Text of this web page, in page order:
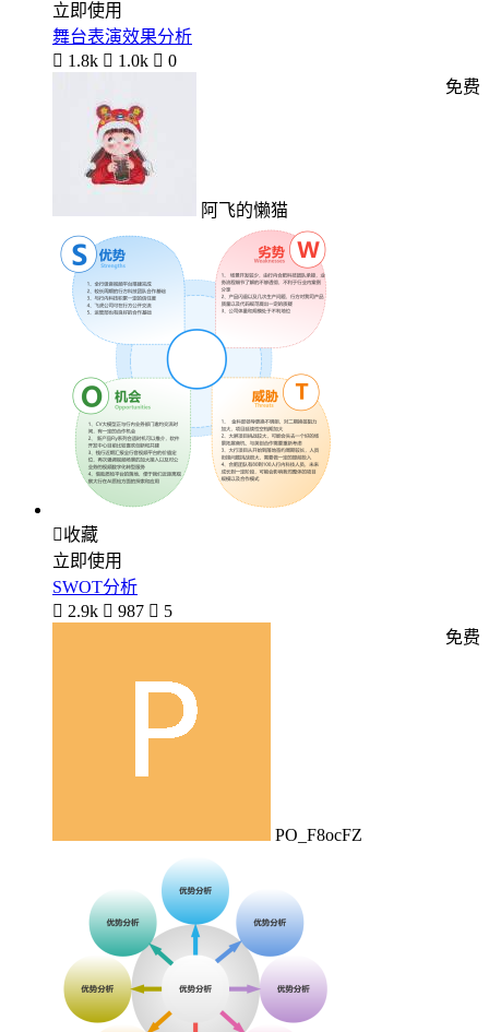
立即使用
舞台表演效果分析
 1.8k  1.0k  0
阿飞的懒猫
免费
收藏
立即使用
SWOT分析
 2.9k  987  5
PO_F8ocFZ
免费